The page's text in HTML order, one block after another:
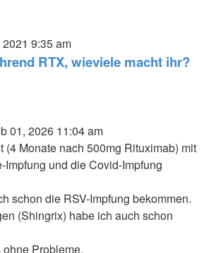
9:35 am
RTX, wieviele macht ihr?
01, 2026 11:04 am
(4 Monate nach 500mg Rituximab) mit
und die Covid-Impfung
schon die RSV-Impfung bekommen.
(Shingrix) habe ich auch schon
Probleme.